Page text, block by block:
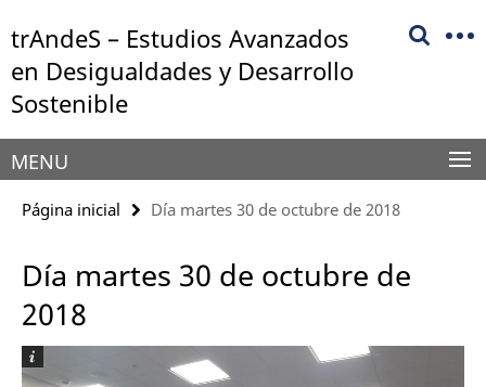
direkt
zu
Inhalt
trAndeS – Estudios Avanzados
en Desigualdades y Desarrollo
Sostenible
Herramientas
de
navegación
MENU
Página inicial Día martes 30 de octubre de 2018
Día martes 30 de octubre de
2018